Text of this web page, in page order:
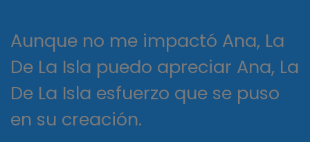
Aunque no me impactó Ana, La
De La Isla puedo apreciar Ana, La
De La Isla esfuerzo que se puso
en su creación.